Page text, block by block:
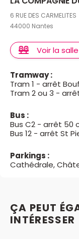
6 RUE DES CARMELITES
44000 Nantes
Voir la salle
Tramway :
Tram 1 - arrêt
Tram 2 ou 3 -
Bus :
Bus C2 - arrêt 50
Bus 12 - arrêt St
Parkings :
Cathédrale,
ÇA PEUT
INTÉRESSER